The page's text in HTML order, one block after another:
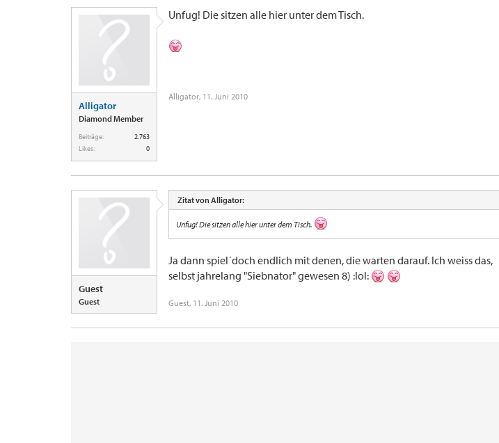
Alligator
Diamond Member
Beiträge:
2.763
Likes:
0
Unfug! Die sitzen alle hier unter dem Tisch.
Alligator, 11. Juni 2010
Guest
Guest
Zitat von Alligator:
Unfug! Die sitzen alle hier unter dem Tisch.
Ja dann spiel´doch endlich mit denen, die warten darauf. Ich weiss das,
selbst jahrelang "Siebnator" gewesen 8) :lol:
Guest, 11. Juni 2010